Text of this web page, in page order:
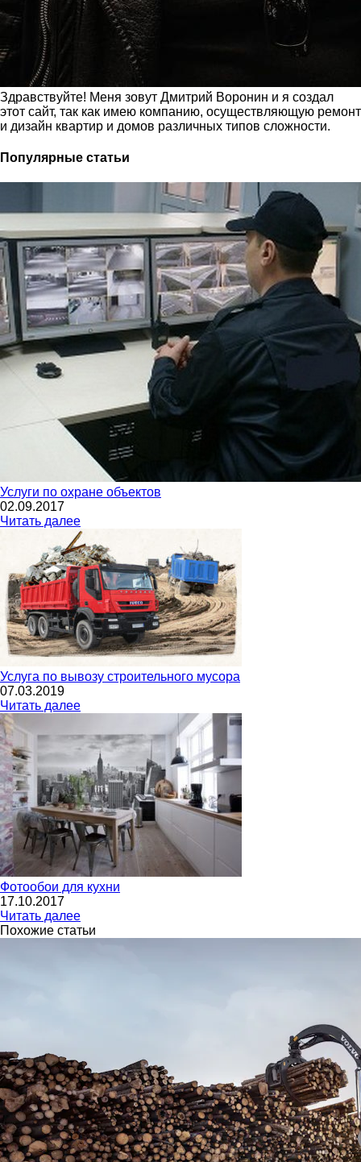
Здравствуйте! Меня зовут Дмитрий Воронин и я создал
этот сайт, так как имею компанию, осуществляющую ремонт
и дизайн квартир и домов различных типов сложности.
Популярные статьи
Услуги по охране объектов
02.09.2017
Читать далее
Услуга по вывозу строительного мусора
07.03.2019
Читать далее
Фотообои для кухни
17.10.2017
Читать далее
Похожие статьи